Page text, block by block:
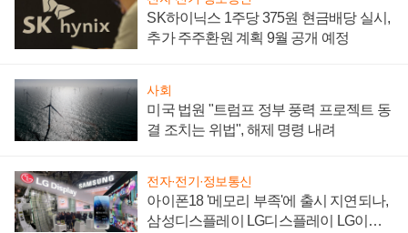
SK하이닉스 1주당 375원 현금배당 실시,
추가 주주환원 계획 9월 공개 예정
사회
미국 법원 "트럼프 정부 풍력 프로젝트 동
결 조치는 위법", 해제 명령 내려
전자·전기·정보통신
아이폰18 '메모리 부족'에 출시 지연되나,
삼성디스플레이 LG디스플레이 LG이노